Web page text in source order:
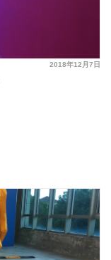
2018年12月7日